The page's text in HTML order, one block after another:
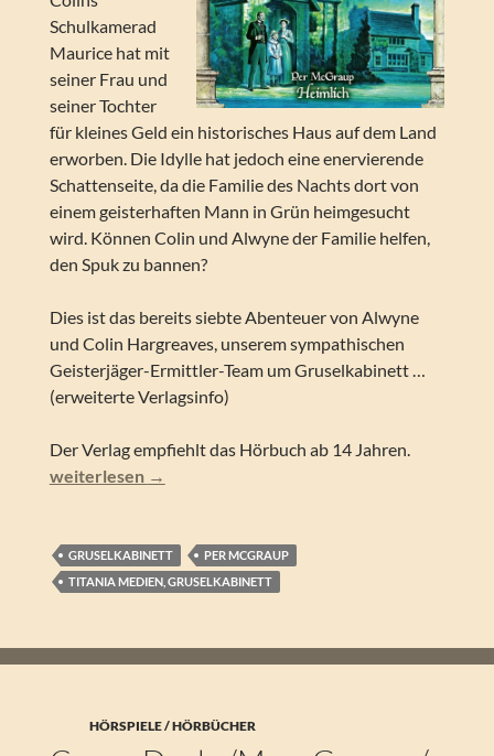
Schulkamerad
Maurice hat mit
seiner Frau und
seiner Tochter
für kleines Geld ein historisches Haus auf dem Land
erworben. Die Idylle hat jedoch eine enervierende
Schattenseite, da die Familie des Nachts dort von
einem geisterhaften Mann in Grün heimgesucht
wird. Können Colin und Alwyne der Familie helfen,
den Spuk zu bannen?
Dies ist das bereits siebte Abenteuer von Alwyne
und Colin Hargreaves, unserem sympathischen
Geisterjäger-Ermittler-Team um Gruselkabinett …
(erweiterte Verlagsinfo)
Der Verlag empfiehlt das Hörbuch ab 14 Jahren.
Per McGraup – Heimlich (Gruselkabinett Folge 189)
weiterlesen →
GRUSELKABINETT
PER MCGRAUP
TITANIA MEDIEN, GRUSELKABINETT
HÖRSPIELE / HÖRBÜCHER